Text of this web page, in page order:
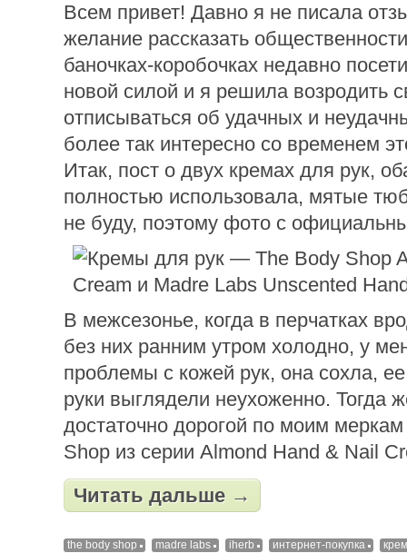
Всем привет! Давно я не писала
желание рассказать
баночках-коробочках недавно
новой силой и я решила возродить
отписываться об удачных и
более так интересно со временем
Итак, пост о двух кремах для рук,
полностью использовала, мятые
не буду, поэтому фото с
В межсезонье, когда в перчатках
без них ранним утром холодно, у
проблемы с кожей рук, она сохла,
руки выглядели неухоженно. Тогда
достаточно дорогой по моим
Shop из серии Almond Hand & Nail
Читать дальше →
the body shop madre labs iherb интернет-покупка